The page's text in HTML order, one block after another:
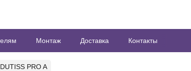
Монтаж Доставка Контакты
PRO A